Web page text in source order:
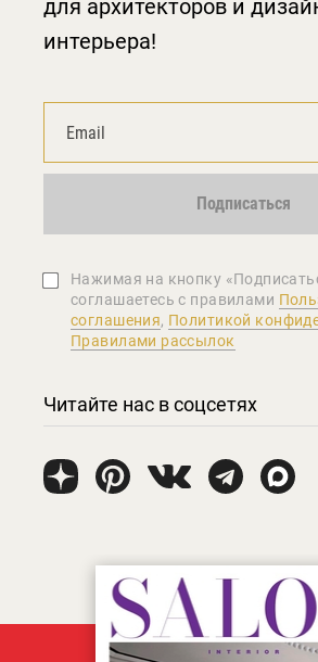
для архитекторов и
интерьера!
Подписаться
Нажимая на кнопку
соглашаетеcь с правилами
соглашения, Политикой
Правилами рассылок
Читайте нас в соцсетях